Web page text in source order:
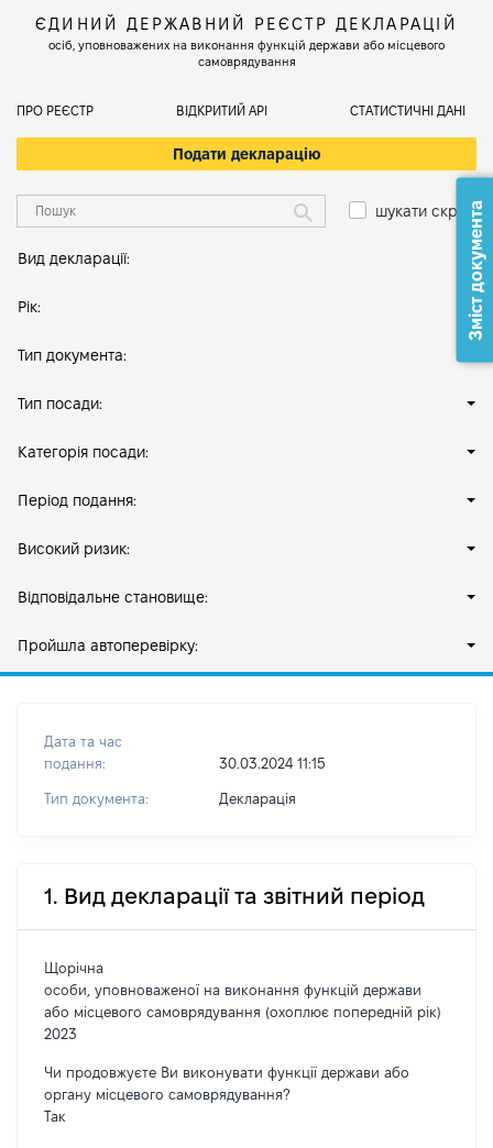
ЄДИНИЙ ДЕРЖАВНИЙ РЕЄСТР ДЕКЛАРАЦІЙ
осіб, уповноважених на виконання функцій держави або місцевого
самоврядування
ПРО РЕЄСТР ВІДКРИТИЙ АРІ СТАТИСТИЧНІ ДАНІ
Подати декларацію
шукати скрізь
Вид декларації:
Рік:
Тип документа:
Тип посади:
Категорія посади:
Період подання:
Високий ризик:
Відповідальне становище:
Пройшла автоперевірку:
Дата та час
подання:
30.03.2024 11:15
Тип документа: Декларація
1. Вид декларації та звітний період
Щорічна
особи, уповноваженої на виконання функцій держави
або місцевого самоврядування (охоплює попередній рік)
2023
Чи продовжуєте Ви виконувати функції держави або
органу місцевого самоврядування?
Так
Зміст документа